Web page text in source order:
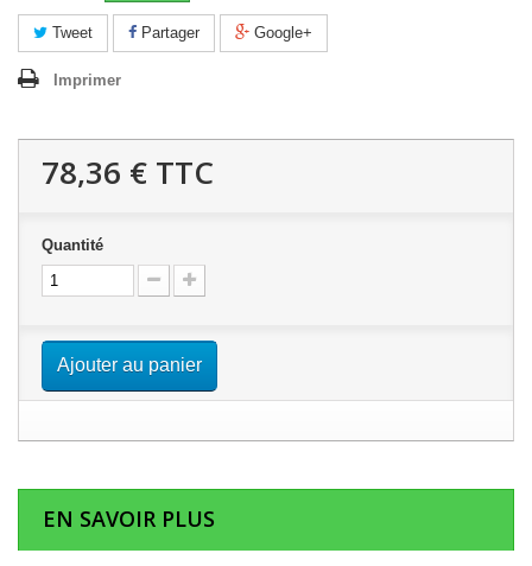
Tweet Partager Google+
Imprimer
78,36 € TTC
Quantité
Ajouter au panier
EN SAVOIR PLUS